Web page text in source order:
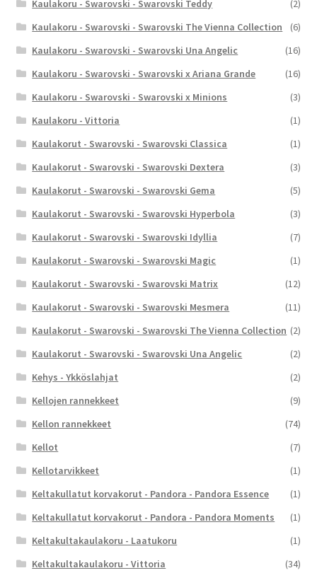
Kaulakoru - Swarovski - Swarovski Teddy
(2)
Kaulakoru - Swarovski - Swarovski The Vienna Collection
(6)
Kaulakoru - Swarovski - Swarovski Una Angelic
(16)
Kaulakoru - Swarovski - Swarovski x Ariana Grande
(16)
Kaulakoru - Swarovski - Swarovski x Minions
(3)
Kaulakoru - Vittoria
(1)
Kaulakorut - Swarovski - Swarovski Classica
(1)
Kaulakorut - Swarovski - Swarovski Dextera
(3)
Kaulakorut - Swarovski - Swarovski Gema
(5)
Kaulakorut - Swarovski - Swarovski Hyperbola
(3)
Kaulakorut - Swarovski - Swarovski Idyllia
(7)
Kaulakorut - Swarovski - Swarovski Magic
(1)
Kaulakorut - Swarovski - Swarovski Matrix
(12)
Kaulakorut - Swarovski - Swarovski Mesmera
(11)
Kaulakorut - Swarovski - Swarovski The Vienna Collection (2)
Kaulakorut - Swarovski - Swarovski Una Angelic
(2)
Kehys - Ykköslahjat
(2)
Kellojen rannekkeet
(9)
Kellon rannekkeet
(74)
Kellot
(7)
Kellotarvikkeet
(1)
Keltakullatut korvakorut - Pandora - Pandora Essence
(1)
Keltakullatut korvakorut - Pandora - Pandora Moments
(1)
Keltakultakaulakoru - Laatukoru
(1)
Keltakultakaulakoru - Vittoria
(34)